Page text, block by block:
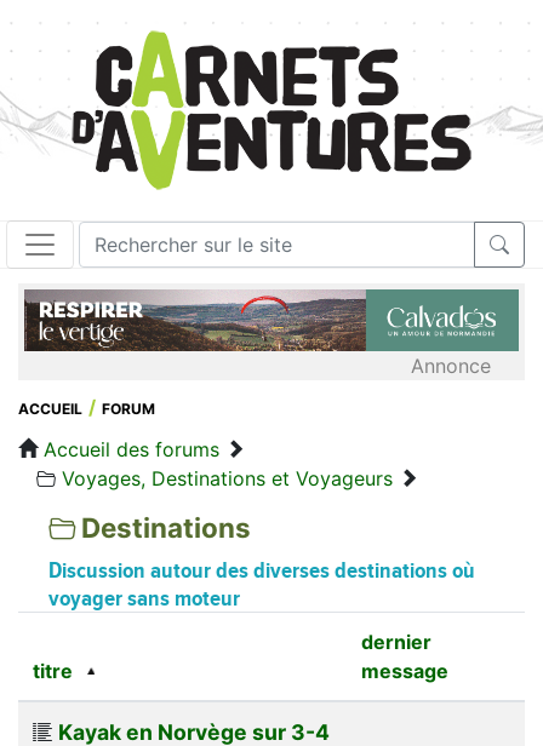
Annonce
ACCUEIL FORUM
Accueil des forums
Voyages, Destinations et Voyageurs
Destinations
Discussion autour des diverses destinations où
voyager sans moteur
titre
dernier
message
Kayak en Norvège sur 3-4